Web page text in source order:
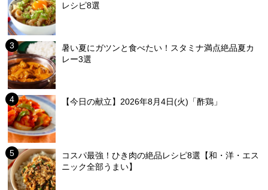
レシピ8選
暑い夏にガツンと食べたい！スタミナ満点絶品夏カ
レー3選
【今日の献立】2026年8月4日(火)「酢鶏」
コスパ最強！ひき肉の絶品レシピ8選【和・洋・エス
ニック全部うまい】